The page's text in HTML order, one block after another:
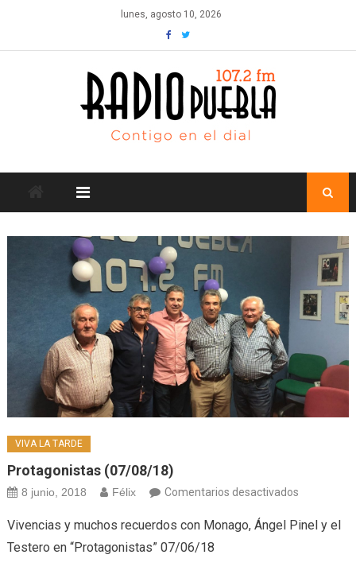
content
lunes, agosto 10, 2026
VIVA LA TARDE
Protagonistas (07/08/18)
8 junio, 2018 Félix Comentarios desactivadosen
(07/08/18)
Vivencias y muchos recuerdos con Monago, Ángel Pinel y el
Testero en “Protagonistas” 07/06/18